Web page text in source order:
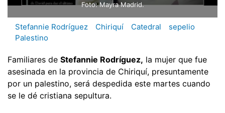
Foto: Mayra Madrid.
Stefannie Rodríguez Chiriquí Catedral
sepelio
Palestino
Familiares de Stefannie Rodríguez, la mujer que fue
asesinada en la provincia de Chiriquí, presuntamente
por un palestino, será despedida este martes cuando
se le dé cristiana sepultura.